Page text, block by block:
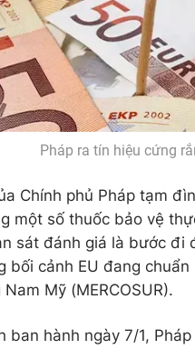
Pháp ra tín hiệu cứng
Chính phủ Pháp tạm
một số thuốc bảo vệ
sát đánh giá là bước đi
bối cảnh EU đang
Mỹ (MERCOSUR).
ban hành ngày 7/1,